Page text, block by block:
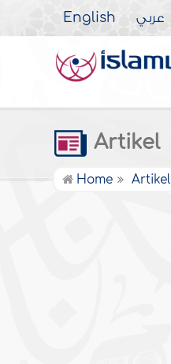
English عربي
Artikel
Home Artikel